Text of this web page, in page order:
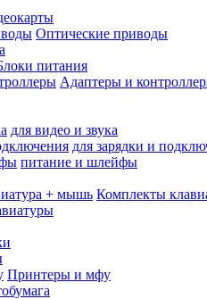
Оптические приводы
питания
Адаптеры и
для видео и звука
для зарядки и
питание и шлейфы
Комплекты
Принтеры и мфу